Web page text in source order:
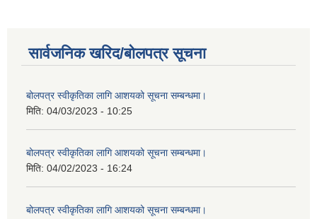
सार्वजनिक खरिद/बोलपत्र सूचना
बोलपत्र स्वीकृतिका लागि आशयको सूचना सम्बन्धमा।
मिति: 04/03/2023 - 10:25
बोलपत्र स्वीकृतिका लागि आशयको सूचना सम्बन्धमा।
मिति: 04/02/2023 - 16:24
बोलपत्र स्वीकृतिका लागि आशयको सूचना सम्बन्धमा।